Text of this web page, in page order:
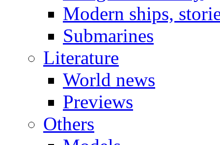
Modern ships,
Submarines
Literature
World news
Previews
Others